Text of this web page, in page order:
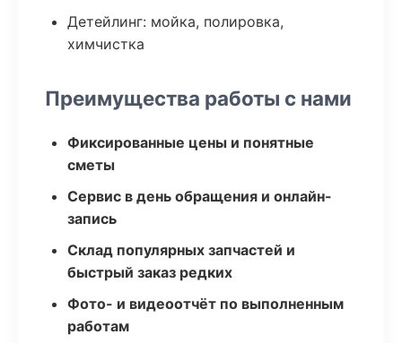
Детейлинг: мойка, полировка,
химчистка
Преимущества работы с нами
Фиксированные цены и понятные
сметы
Сервис в день обращения и онлайн-
запись
Склад популярных запчастей и
быстрый заказ редких
Фото- и видеоотчёт по выполненным
работам